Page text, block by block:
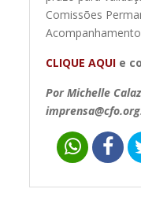
Comissões
CLIQUE AQUI e
Por Michelle